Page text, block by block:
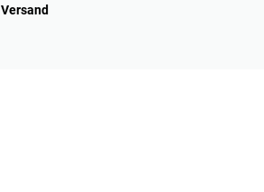
Versand